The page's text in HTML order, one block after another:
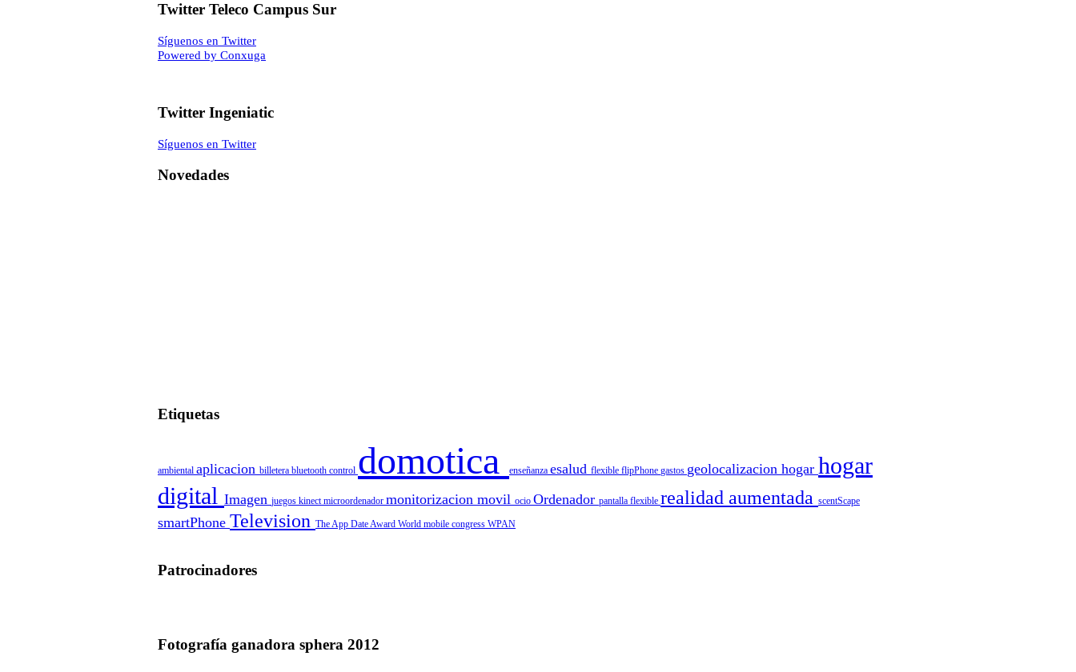
Twitter Teleco Campus Sur
Síguenos en Twitter
Powered by Conxuga
Twitter Ingeniatic
Síguenos en Twitter
Novedades
Etiquetas
ambiental aplicacion billetera bluetooth control domotica enseñanza esalud flexible flipPhone gastos geolocalizacion hogar hogar
digital Imagen juegos kinectmicroordenador monitorizacion movil ocio Ordenador pantalla flexible realidad aumentada scentScape
smartPhone Television The App Date Award World mobile congress WPAN
Patrocinadores
Fotografía ganadora sphera 2012